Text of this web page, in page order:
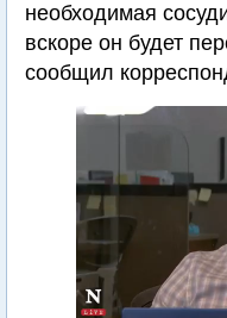
необходимая
вскоре он будет
сообщил